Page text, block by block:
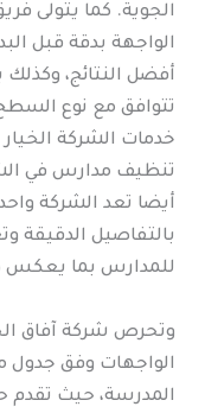
الجوية. كما يتولى
الواجهة بدقة قبل
أفضل النتائج، وكذلك
تتوافق مع نوع
خدمات الشركة
تنظيف مدارس في
أيضا تعد الشركة
بالتفاصيل الدقيقة
للمدارس بما يعكس
وتحرص شركة آفاق
الواجهات وفق
المدرسة، حيث تقدم